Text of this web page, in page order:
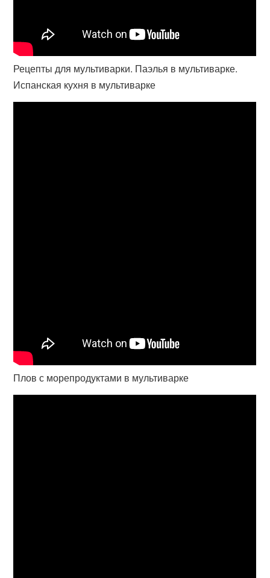
Рецепты для мультиварки. Паэлья в мультиварке.
Испанская кухня в мультиварке
Плов с морепродуктами в мультиварке